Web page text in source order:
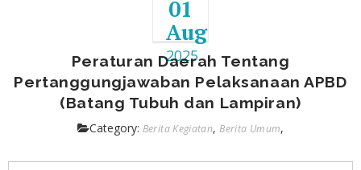
01
Aug
2025
Peraturan Daerah Tentang
Pertanggungjawaban Pelaksanaan APBD
(Batang Tubuh dan Lampiran)
Category: Berita Kegiatan,Berita Umum,